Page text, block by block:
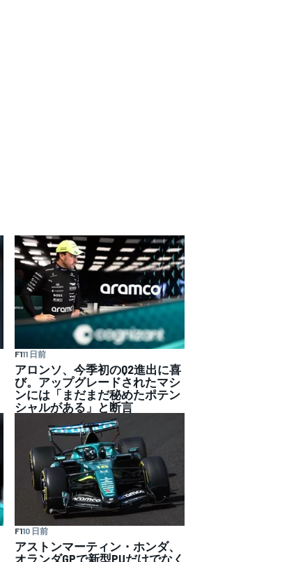
F111 日前
アロンソ、今季初のQ2進出に喜
び。アップグレードされたマシ
ンには「まだまだ秘めたポテン
シャルがある」と断言
F110 日前
アストンマーティン・ホンダ、
オランダGPで新型PUだけでなく